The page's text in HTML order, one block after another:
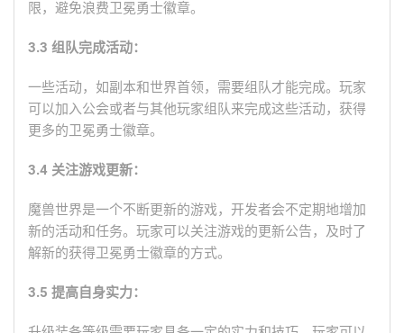
限，避免浪费卫冕勇士徽章。
3.3 组队完成活动：
一些活动，如副本和世界首领，需要组队才能完成。玩家
可以加入公会或者与其他玩家组队来完成这些活动，获得
更多的卫冕勇士徽章。
3.4 关注游戏更新：
魔兽世界是一个不断更新的游戏，开发者会不定期地增加
新的活动和任务。玩家可以关注游戏的更新公告，及时了
解新的获得卫冕勇士徽章的方式。
3.5 提高自身实力：